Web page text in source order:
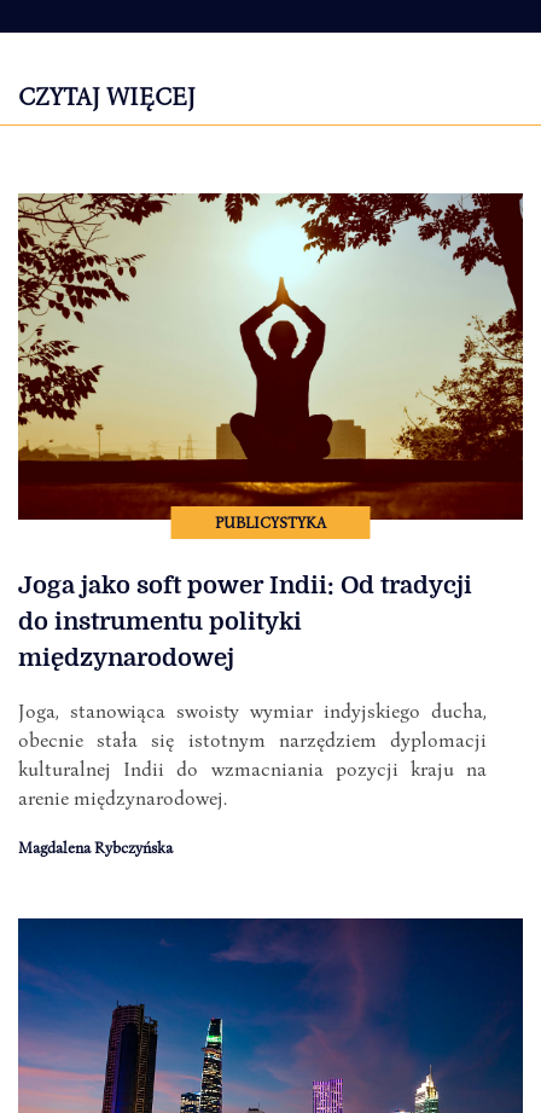
CZYTAJ WIĘCEJ
PUBLICYSTYKA
Joga jako soft power Indii: Od tradycji
do instrumentu polityki
międzynarodowej
Joga, stanowiąca swoisty wymiar indyjskiego ducha,
obecnie stała się istotnym narzędziem dyplomacji
kulturalnej Indii do wzmacniania pozycji kraju na
arenie międzynarodowej.
Magdalena Rybczyńska